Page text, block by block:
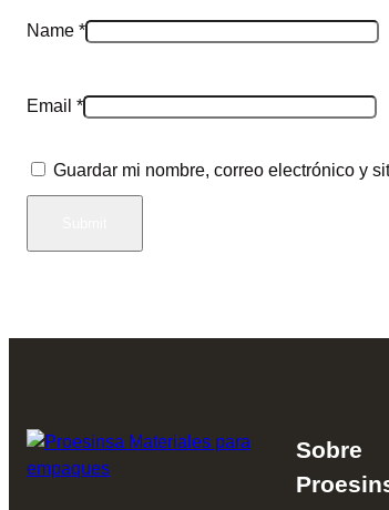
Name *
Email *
Guardar mi nombre, correo electrónico y
Sobre